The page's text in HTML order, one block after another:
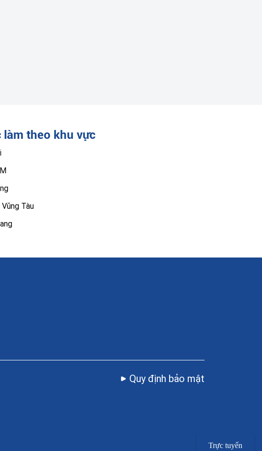
làm theo khu vực
Vũng Tàu
Quy định bảo mật
Trực tuyến